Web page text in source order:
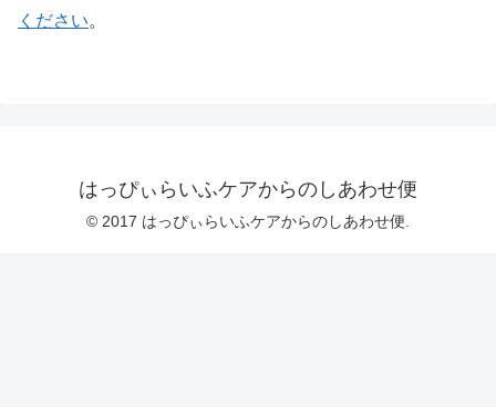
ください。
はっぴぃらいふケアからのしあわせ便
© 2017 はっぴぃらいふケアからのしあわせ便.